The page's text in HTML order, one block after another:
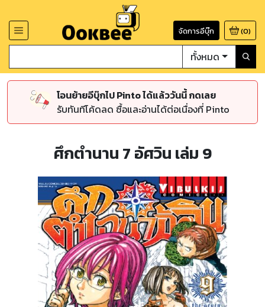
จัดการอีบุ๊ก (0)
ทั้งหมด
โอนย้ายอีบุ๊กไป Pinto ได้แล้ววันนี้ กดเลย
รับทันทีโค้ดลด ซื้อและอ่านได้ต่อเนื่องที่ Pinto
ศึกตำนาน 7 อัศวิน เล่ม 9